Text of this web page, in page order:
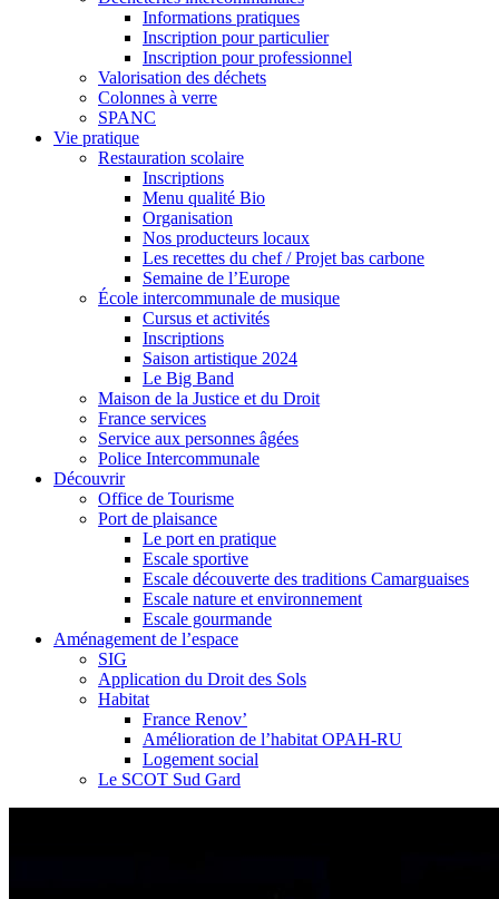
Informations pratiques
Inscription pour particulier
Inscription pour professionnel
Valorisation des déchets
Colonnes à verre
SPANC
Vie pratique
Restauration scolaire
Inscriptions
Menu qualité Bio
Organisation
Nos producteurs locaux
Les recettes du chef / Projet bas carbone
Semaine de l’Europe
École intercommunale de musique
Cursus et activités
Inscriptions
Saison artistique 2024
Le Big Band
Maison de la Justice et du Droit
France services
Service aux personnes âgées
Police Intercommunale
Découvrir
Office de Tourisme
Port de plaisance
Le port en pratique
Escale sportive
Escale découverte des traditions Camarguaises
Escale nature et environnement
Escale gourmande
Aménagement de l’espace
SIG
Application du Droit des Sols
Habitat
France Renov’
Amélioration de l’habitat OPAH-RU
Logement social
Le SCOT Sud Gard